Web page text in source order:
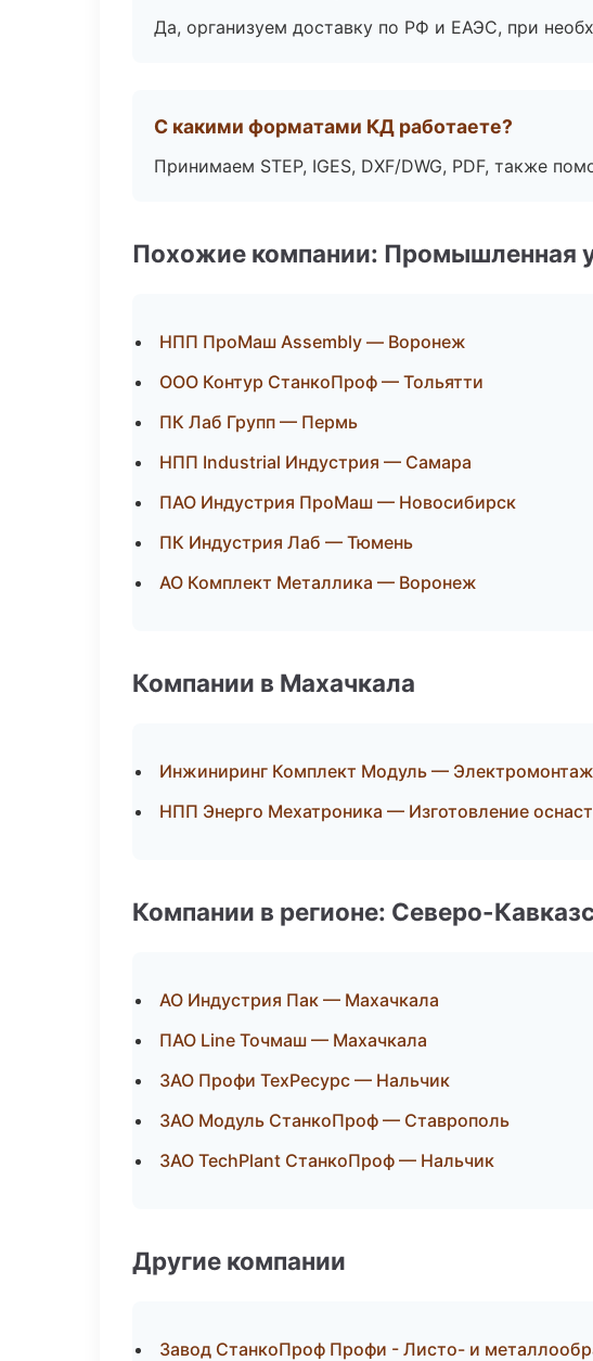
Да, организуем доставку по РФ и ЕАЭС, при
С какими форматами КД работаете?
Принимаем STEP, IGES, DXF/DWG, PDF, также
Похожие компании: Промышленная
НПП ПроМаш Assembly — Воронеж
ООО Контур СтанкоПроф — Тольятти
ПК Лаб Групп — Пермь
НПП Industrial Индустрия — Самара
ПАО Индустрия ПроМаш — Новосибирск
ПК Индустрия Лаб — Тюмень
АО Комплект Металлика — Воронеж
Компании в Махачкала
Инжиниринг Комплект Модуль —
НПП Энерго Мехатроника — Изготовление
Компании в регионе: Северо-
АО Индустрия Пак — Махачкала
ПАО Line Точмаш — Махачкала
ЗАО Профи ТехРесурс — Нальчик
ЗАО Модуль СтанкоПроф — Ставрополь
ЗАО TechPlant СтанкоПроф — Нальчик
Другие компании
Завод СтанкоПроф Профи - Листо- и